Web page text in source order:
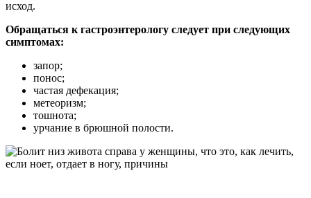
исход.
Обращаться к гастроэнтерологу следует при следующих
симптомах:
запор;
понос;
частая дефекация;
метеоризм;
тошнота;
урчание в брюшной полости.